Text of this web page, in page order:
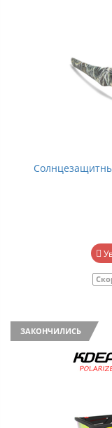
ЗАКОНЧИЛИСЬ